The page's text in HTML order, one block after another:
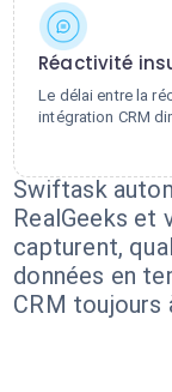
Réactivité
Le délai entre la
intégration CRM
Swiftask
RealGeeks et
capturent,
données en
CRM toujours